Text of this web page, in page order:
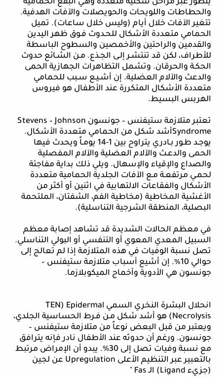
يتطور عبر مراحل شكلية متعددة وهـي البقع الحمامية
والحطاطات واللويحات والحويصلات والآفات الهدفية.
تتغير الآفات خلال أيام (وليس خلال ساعات). تميل
الحمامي متعددة الأشكال للحـدوث فـوق ظهر اليدين
والقدمين والراحتين والأخمصين والسطوح الباسطة
للأطراف، لكن قد تنتشـر إلـى الجـذع. مـن الشـائع حدوث
الحكـة والحرقان. وتشمل التظاهرات الجهازية الحمى
والدعث والآلام العضلية. إن أشـيـع سـبب للحمامي
متعددة الأشكال المتكررة عند الأطفال هو فيروس
الهربس البسيط.
تعتبر متلازمة ستيفنس – جونسون Stevens – Johnson
Syndromeأشد شكل من الحمامي متعددة الأشكال.
يوجـد طـور بـادري يتراوح بين 1-14 يومـاً ويحدث فيها
الحمى والدعـث والآلام العضلية والآلام المفصلية
والصداع والإقياء والإسهال. ويلي ذلك بداية مفاجئة
لحمـي مرتفعـة مـع الآفات الجلدية الحمامية متعددة
الأشكال والفقاعات الالتهابية في اثنين أو أكثر من
الأغشية المخاطية (مخاطية الفم، الشفتان، الملتحمة
البصلية، المنطقة الشرجية التناسلية).
في معظم الحالات الشديدة قد تشاهد إصابة معظم
السبيل المعدي المعوي أو التنفسي أو البولي التناسلي.
تصل نسبة الوفيات في هذه المتلازمة إذا لم تعالج إلى
حوالي 10٪. إن أشيع أسباب متلازمة ستيفنس –
جونسون هي الأدوية وأخماج الميكوبلازما.
انحلال البشرة النخري السمي TEN) Epidermal
Necrolysis) هو أشد شكل مـن فـرط الحساسية الجلدي،
ويعتبر من قبل البعض نوعاً من متلازمة ستيفنس –
جونسون. ورغم أن حدوثه عند الأطفال نادر فإنه يترافق
مع نسبة وفيات تصل إلى 30%. يبدو أن الإمراض مرتبط
بالتعبير عبر التنظيم الأعلى Upregulation عن لجين
(جزيء Ligand) الـ Fas
"